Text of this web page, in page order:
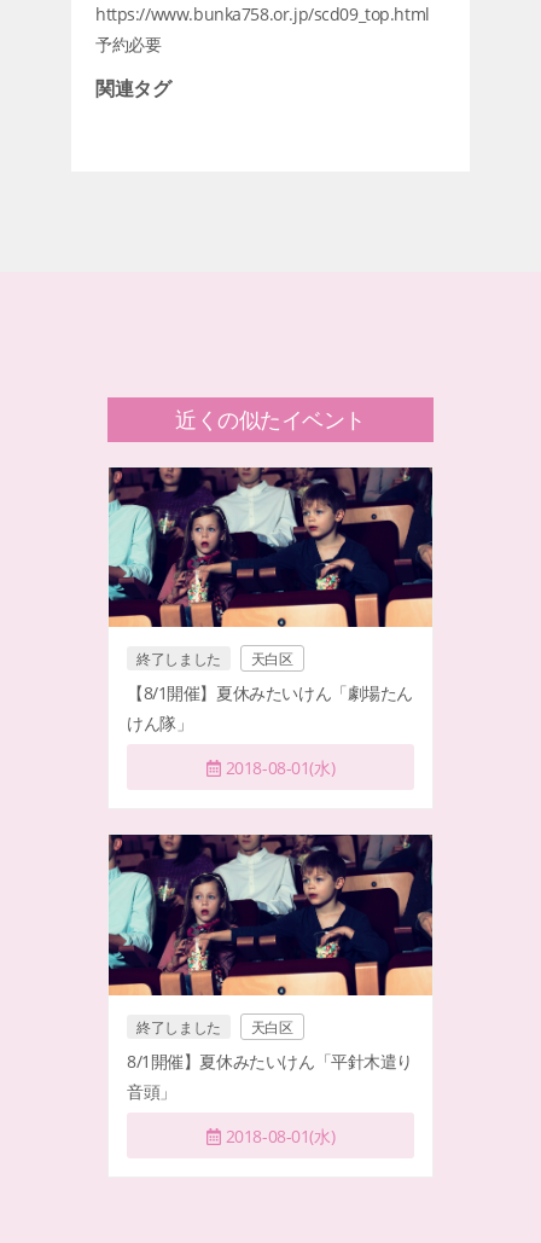
https://www.bunka758.or.jp/scd09_top.html
予約必要
関連タグ
近くの似たイベント
終了しました 天白区
【8/1開催】夏休みたいけん「劇場たん
けん隊」
2018-08-01(水)
終了しました 天白区
8/1開催】夏休みたいけん「平針木遣り
音頭」
2018-08-01(水)